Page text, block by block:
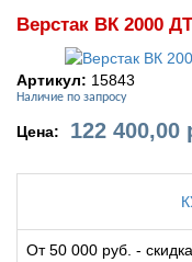
Верстак ВК 2000
Артикул: 15843
Наличие по запросу
Цена: 122 400,00
От 50 000 руб. -